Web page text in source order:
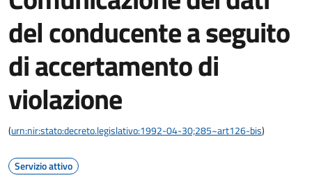
del conducente a seguito
di accertamento di
violazione
(urn:nir:stato:decreto.legislativo:1992-04-30;285~art126-bis)
Servizio attivo